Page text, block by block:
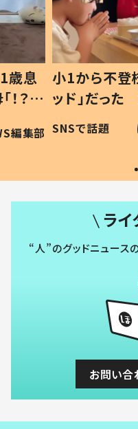
歳息
？」
編集部
小1から不登
ッド」だっ
作り続ける
#令和の子
SNSで話題
ライ
“人”のグッドニュース
お問い合